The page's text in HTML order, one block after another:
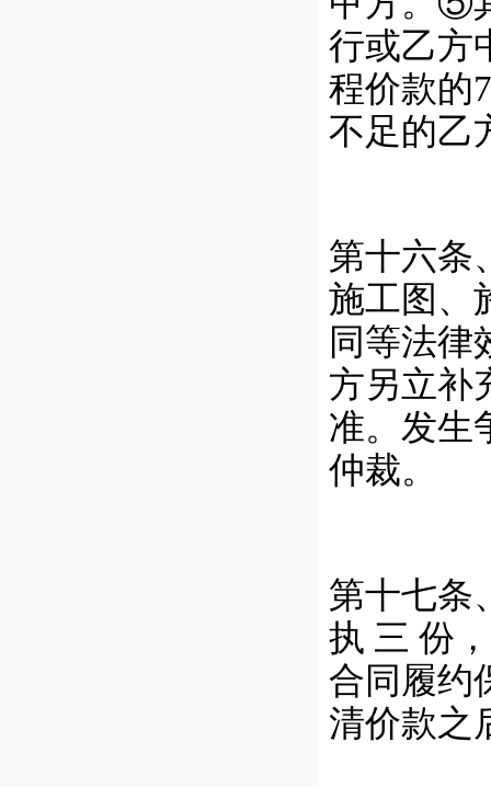
行或乙方
程价款的
不足的乙
第十六条
施工图、
同等法律
方另立补
准。发生
仲裁。
第十七条
执 三 份
合同履约
清价款之